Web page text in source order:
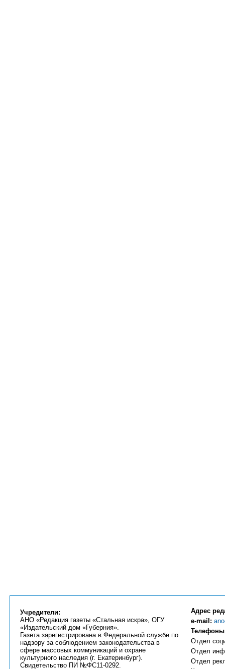
Учредители:
АНО «Редакция газеты «Стальная искра», ОГУ
«Издательский дом «Губерния».
Газета зарегистрирована в Федеральной службе по
надзору за соблюдением законодательства в
сфере массовых коммуникаций и охране
культурного наследия (г. Екатеринбург).
Свидетельство ПИ №ФС11-0292.
Адрес
e-mail:
Отдел
Отдел
Отдел